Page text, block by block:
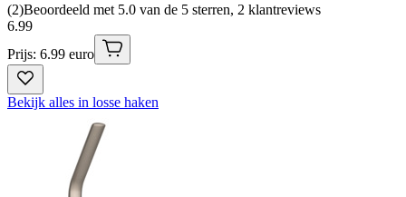
(2)Beoordeeld met 5.0 van de 5 sterren, 2 klantreviews
6.99
Prijs: 6.99 euro
Bekijk alles in losse haken